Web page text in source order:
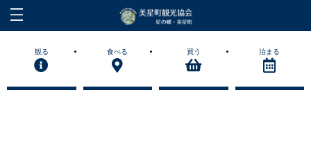
観る 食べる 買う 泊まる